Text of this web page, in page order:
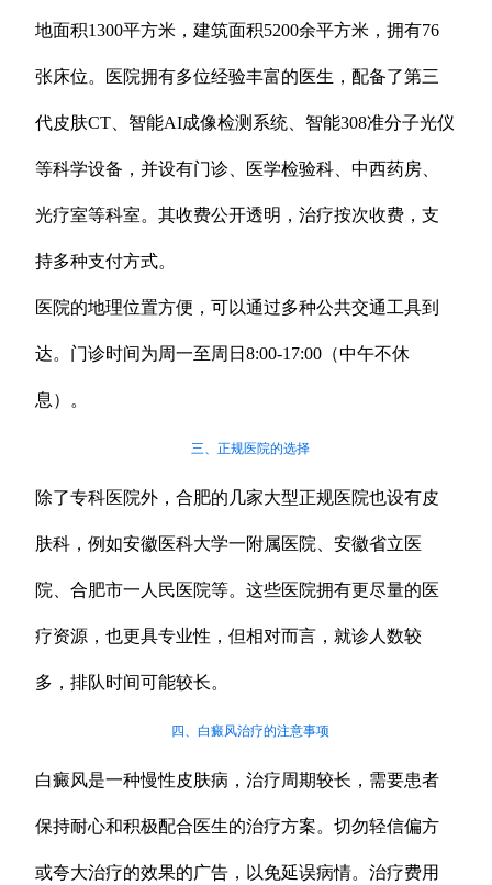
地面积1300平方米，建筑面积5200余平方米，拥有76
张床位。医院拥有多位经验丰富的医生，配备了第三
代皮肤CT、智能AI成像检测系统、智能308准分子光仪
等科学设备，并设有门诊、医学检验科、中西药房、
光疗室等科室。其收费公开透明，治疗按次收费，支
持多种支付方式。
医院的地理位置方便，可以通过多种公共交通工具到
达。门诊时间为周一至周日8:00-17:00（中午不休
息）。
三、正规医院的选择
除了专科医院外，合肥的几家大型正规医院也设有皮
肤科，例如安徽医科大学一附属医院、安徽省立医
院、合肥市一人民医院等。这些医院拥有更尽量的医
疗资源，也更具专业性，但相对而言，就诊人数较
多，排队时间可能较长。
四、白癜风治疗的注意事项
白癜风是一种慢性皮肤病，治疗周期较长，需要患者
保持耐心和积极配合医生的治疗方案。切勿轻信偏方
或夸大治疗的效果的广告，以免延误病情。治疗费用